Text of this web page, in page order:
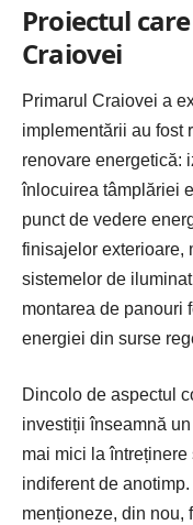
Proiectul
Craiovei
Primarul Craiovei a
implementării au fost
renovare energetică:
înlocuirea tâmplăriei
punct de vedere
finisajelor exterioare,
sistemelor de
montarea de panouri
energiei din surse
Dincolo de aspectul
investiții înseamnă
mai mici la
indiferent de
menționeze, din nou,